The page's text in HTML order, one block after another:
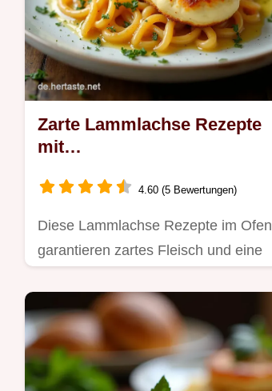
Zarte Lammlachse Rezepte
mit
4.60 (5 Bewertungen)
Diese Lammlachse Rezepte im Ofen
garantieren zartes Fleisch und eine